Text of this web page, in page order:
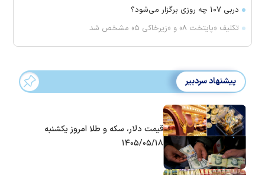
دربی ۱۰۷ چه روزی برگزار می‌شود؟
تکلیف «پایتخت ۸» و «زیرخاکی ۵» مشخص شد
پیشنهاد سردبیر
قیمت دلار، سکه و طلا امروز یکشنبه
۱۴۰۵/۰۵/۱۸